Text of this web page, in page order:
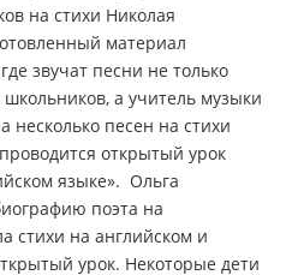
на стихи Николая
материал
звучат песни не только
а учитель музыки
песен на стихи
открытый урок
языке». Ольга
поэта на
стихи на английском и
урок. Некоторые дети